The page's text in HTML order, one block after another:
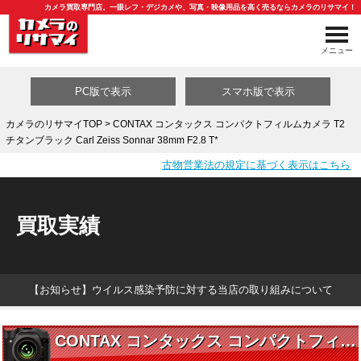
カメラ買取専門店。一眼レフ・デジカメや、写真・映像用品を高く売るならカメラのリサマイ！
メニュー
PC版で表示 スマホ版で表示
カメラのリサマイTOP> CONTAX コンタックス コンパクトフィルムカメラ T2
チタンブラック Carl Zeiss Sonnar 38mm F2.8 T*
古物営業法の規定に基づく表示はこちら
買取実績
【お知らせ】ウイルス感染予防に対する当店の取り組みについて
CONTAX コンタックス コンパクトフィルムカメラ T2 チタンブラック Carl Zeiss Sonnar 38mm F2.8 T*